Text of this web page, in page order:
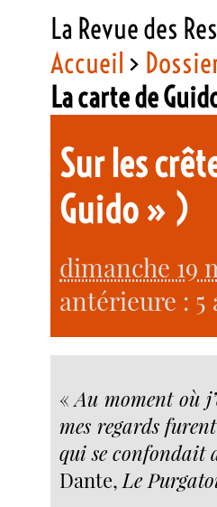
La Revue des
Accueil >
La carte de
Sur les
Guido » )
dimanche 19
antérieure : 5
«Au moment où
mes regards
qui se confondait
Dante,Le